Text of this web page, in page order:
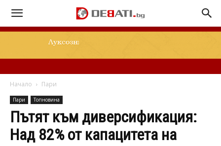
Начало Пари
Пари Топновина
Пътят към диверсификация:
Над 82% от капацитета на